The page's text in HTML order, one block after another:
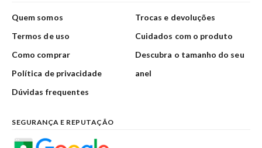
Quem somos
Termos de uso
Como comprar
Política de privacidade
Dúvidas frequentes
Trocas e devoluções
Cuidados com o produto
Descubra o tamanho do seu
anel
SEGURANÇA E REPUTAÇÃO